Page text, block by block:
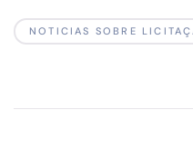
NOTICIAS SOBRE